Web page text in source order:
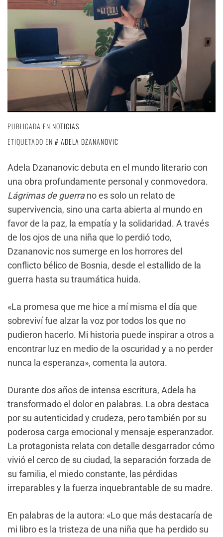
PUBLICADA EN NOTICIAS
ETIQUETADO EN
ADELA DZANANOVIC
Adela Dzananovic debuta en el mundo literario con
una obra profundamente personal y conmovedora.
Lágrimas de guerrano es solo un relato de
supervivencia, sino una carta abierta al mundo en
favor de la paz, la empatía y la solidaridad. A través
de los ojos de una niña que lo perdió todo,
Dzananovic nos sumerge en los horrores del
conflicto bélico de Bosnia, desde el estallido de la
guerra hasta su traumática huida.
«La promesa que me hice a mí misma el día que
sobreviví fue alzar la voz por todos los que no
pudieron hacerlo. Mi historia puede inspirar a otros a
encontrar luz en medio de la oscuridad y a no perder
nunca la esperanza», comenta la autora.
Durante dos años de intensa escritura, Adela ha
transformado el dolor en palabras. La obra destaca
por su autenticidad y crudeza, pero también por su
poderosa carga emocional y mensaje esperanzador.
La protagonista relata con detalle desgarrador cómo
vivió el cerco de su ciudad, la separación forzada de
su familia, el miedo constante, las pérdidas
irreparables y la fuerza inquebrantable de su madre.
En palabras de la autora: «Lo que más destacaría de
mi libro es la tristeza de una niña que ha perdido su